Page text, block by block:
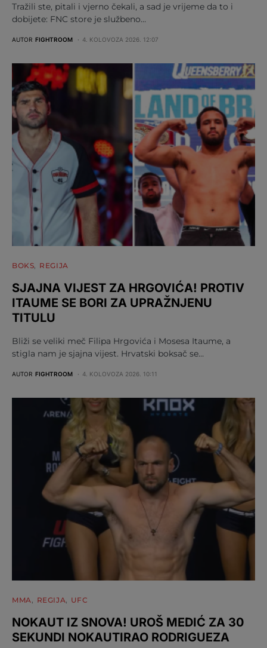
Tražili ste, pitali i vjerno čekali, a sad je vrijeme da to i
dobijete: FNC store je službeno…
AUTOR FIGHTROOM 4. KOLOVOZA 2026. 12:07
BOKS REGIJA
SJAJNA VIJEST ZA HRGOVIĆA! PROTIV
ITAUME SE BORI ZA UPRAŽNJENU
TITULU
Bliži se veliki meč Filipa Hrgovića i Mosesa Itaume, a
stigla nam je sjajna vijest. Hrvatski boksač se…
AUTOR FIGHTROOM 4. KOLOVOZA 2026. 10:11
MMA REGIJA UFC
NOKAUT IZ SNOVA! UROŠ MEDIĆ ZA 30
SEKUNDI NOKAUTIRAO RODRIGUEZA